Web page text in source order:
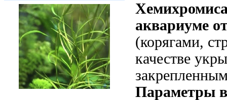
аквариуме
(корягами,
качестве
Параметры